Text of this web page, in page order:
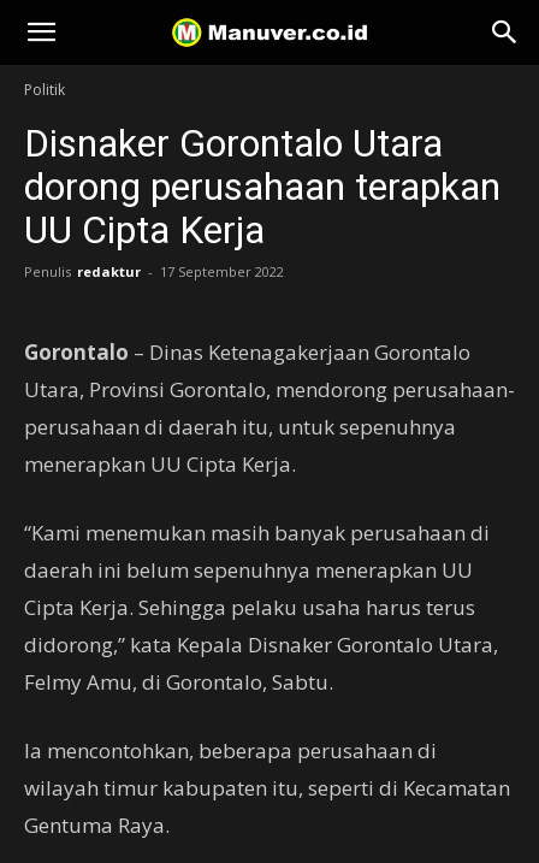
Manuver
Politik
Disnaker Gorontalo Utara
dorong perusahaan terapkan
UU Cipta Kerja
Penulis redaktur - 17 September 2022
Gorontalo – Dinas Ketenagakerjaan Gorontalo
Utara, Provinsi Gorontalo, mendorong perusahaan-
perusahaan di daerah itu, untuk sepenuhnya
menerapkan UU Cipta Kerja.
“Kami menemukan masih banyak perusahaan di
daerah ini belum sepenuhnya menerapkan UU
Cipta Kerja. Sehingga pelaku usaha harus terus
didorong,” kata Kepala Disnaker Gorontalo Utara,
Felmy Amu, di Gorontalo, Sabtu.
Ia mencontohkan, beberapa perusahaan di
wilayah timur kabupaten itu, seperti di Kecamatan
Gentuma Raya.